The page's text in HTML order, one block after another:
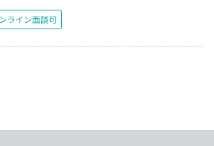
ライン面談可